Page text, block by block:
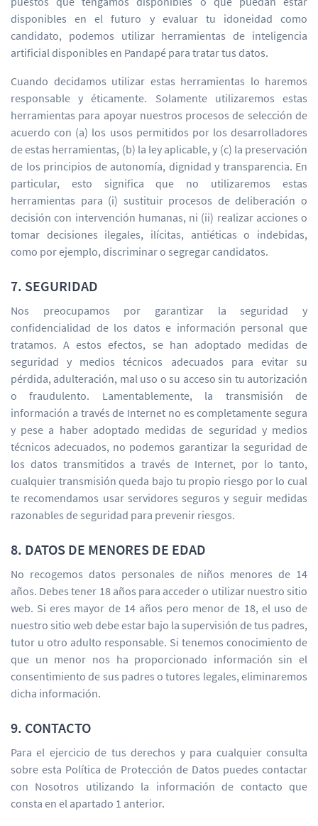
disponibles en el futuro y evaluar tu idoneidad como
candidato, podemos utilizar herramientas de inteligencia
artificial disponibles en Pandapé para tratar tus datos.
Cuando decidamos utilizar estas herramientas lo haremos
responsable y éticamente. Solamente utilizaremos estas
herramientas para apoyar nuestros procesos de selección de
acuerdo con (a) los usos permitidos por los desarrolladores
de estas herramientas, (b) la ley aplicable, y (c) la preservación
de los principios de autonomía, dignidad y transparencia. En
particular, esto significa que no utilizaremos estas
herramientas para (i) sustituir procesos de deliberación o
decisión con intervención humanas, ni (ii) realizar acciones o
tomar decisiones ilegales, ilícitas, antiéticas o indebidas,
como por ejemplo, discriminar o segregar candidatos.
7. SEGURIDAD
Nos preocupamos por garantizar la seguridad y
confidencialidad de los datos e información personal que
tratamos. A estos efectos, se han adoptado medidas de
seguridad y medios técnicos adecuados para evitar su
pérdida, adulteración, mal uso o su acceso sin tu autorización
o fraudulento. Lamentablemente, la transmisión de
información a través de Internet no es completamente segura
y pese a haber adoptado medidas de seguridad y medios
técnicos adecuados, no podemos garantizar la seguridad de
los datos transmitidos a través de Internet, por lo tanto,
cualquier transmisión queda bajo tu propio riesgo por lo cual
te recomendamos usar servidores seguros y seguir medidas
razonables de seguridad para prevenir riesgos.
8. DATOS DE MENORES DE EDAD
No recogemos datos personales de niños menores de 14
años. Debes tener 18 años para acceder o utilizar nuestro sitio
web. Si eres mayor de 14 años pero menor de 18, el uso de
nuestro sitio web debe estar bajo la supervisión de tus padres,
tutor u otro adulto responsable. Si tenemos conocimiento de
que un menor nos ha proporcionado información sin el
consentimiento de sus padres o tutores legales, eliminaremos
dicha información.
9. CONTACTO
Para el ejercicio de tus derechos y para cualquier consulta
sobre esta Política de Protección de Datos puedes contactar
con Nosotros utilizando la información de contacto que
consta en el apartado 1 anterior.